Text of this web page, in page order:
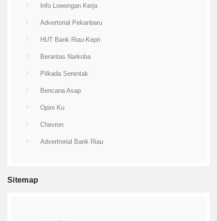
Info Lowongan Kerja
Advertorial Pekanbaru
HUT Bank Riau-Kepri
Berantas Narkoba
Pilkada Serentak
Bencana Asap
Opini Ku
Chevron
Advertrorial Bank Riau
Sitemap